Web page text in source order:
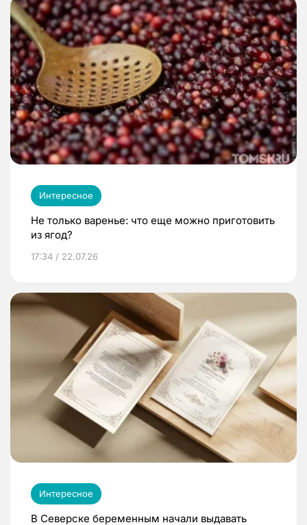
Интересное
Не только варенье: что еще можно приготовить
из ягод?
17:34 / 22.07.26
Интересное
В Северске беременным начали выдавать